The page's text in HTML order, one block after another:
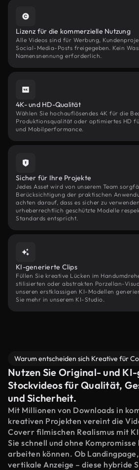
Lizenz für die kommerzielle Nutzung
Alle Videos sind für Werbung,
Social-Media-Posts freigegeben. Kein
Namensnennung erforderlich.
4K- und HD-Qualität
Wählen Sie hochauflösendes 4K für die
Produktionsqualität oder optimiertes HD
und Mobilperformance.
Sicher für Ihre Projekte
Jedes Asset wird von unserem Team
Berücksichtigung der praktischen
achten darauf, dass es sicher zu
urheberrechtlich geschützte Modelle
Standards entspricht.
KI-generierte Clips
Füllen Sie kreative Lücken im
stilisierten oder abstrakten Porzellan-
unseren erstklassigen KI-Modellen
Sie mehr in unserem KI-Studio.
Warum entscheiden sich Kreative für
Nutzen Sie Original- und
Stockvideos für Qualität,
und Sicherheit.
Mit Millionen von Downloads in
kreativen Projekten vereint die
Coverr filmischen Realismus mit
Sie schnell und ohne
arbeiten können. Ob
vertikale Anzeige – diese hybride